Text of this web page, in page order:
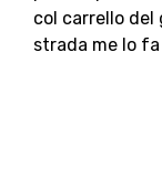
col carrello del
strada me lo